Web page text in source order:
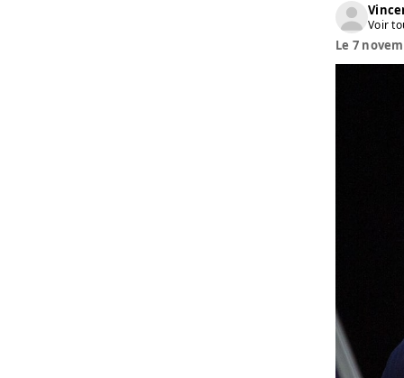
Voir
Le 7